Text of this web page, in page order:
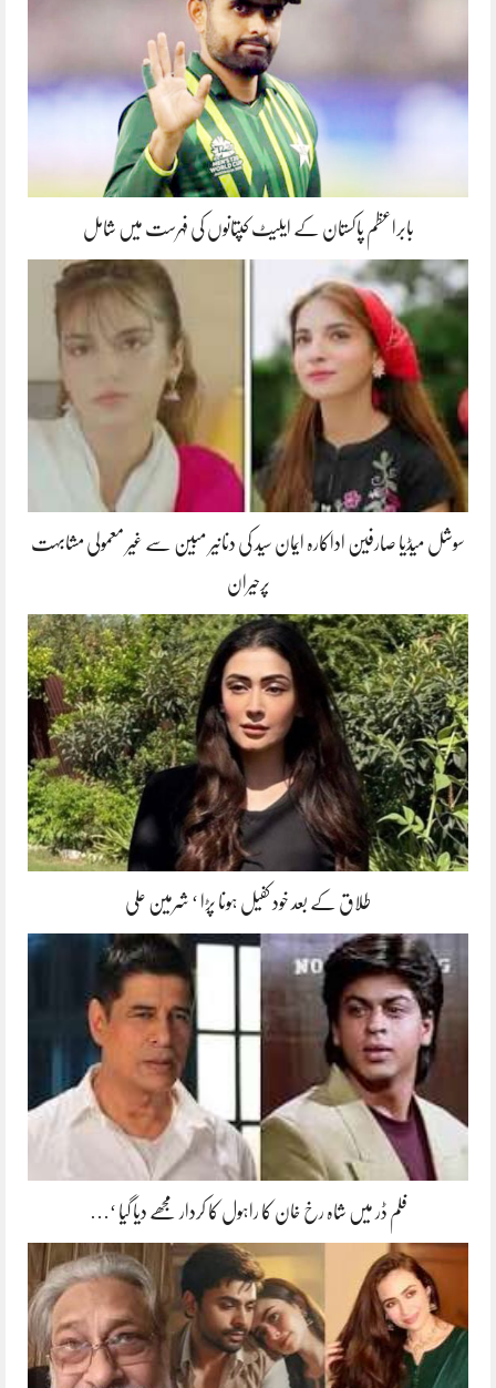
بابراعظم پاکستان کے ایلیٹ کپتانوں کی فہرست میں شامل
سوشل میڈیا صارفین اداکارہ ایمان سید کی دنانیر مبین سے غیر معمولی مشابہت
پرحیران
طلاق کے بعد خود کفیل ہونا پڑا ‘ شرمین علی
فلم ڈر میں شاہ رخ خان کا راہول کا کردار مجھے دیا گیا ‘…